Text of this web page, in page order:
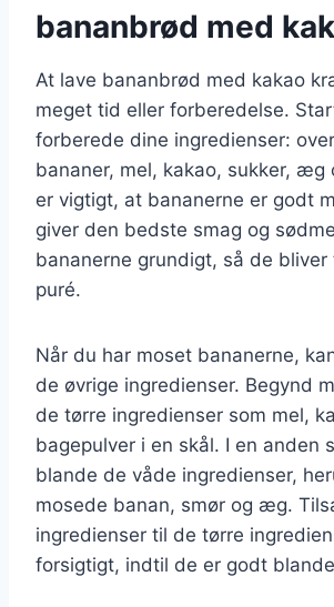
bananbrød med
At lave bananbrød med kakao
meget tid eller forberedelse.
forberede dine ingredienser:
bananer, mel, kakao, sukker, æg
er vigtigt, at bananerne er godt
giver den bedste smag og
bananerne grundigt, så de
puré.
Når du har moset bananerne,
de øvrige ingredienser. Begynd
de tørre ingredienser som mel,
bagepulver i en skål. I en anden
blande de våde ingredienser,
mosede banan, smør og æg.
ingredienser til de tørre
forsigtigt, indtil de er godt